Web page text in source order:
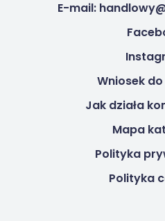
E-mail:
Wniosek
Jak działa
Mapa
Polityka
Polityka